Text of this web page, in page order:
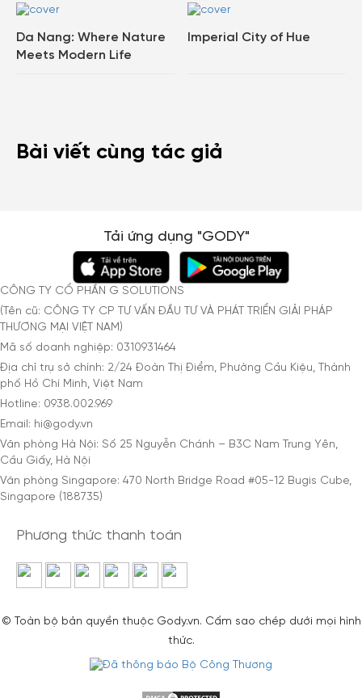
Da Nang: Where Nature
Meets Modern Life
Imperial City of Hue
Bài viết cùng tác giả
Tải ứng dụng "GODY"
CÔNG TY CỔ PHẦN G SOLUTIONS
(Tên cũ: CÔNG TY CP TƯ VẤN ĐẦU TƯ VÀ PHÁT TRIỂN GIẢI PHÁP
THƯƠNG MẠI VIỆT NAM)
Mã số doanh nghiệp: 0310931464
Địa chỉ trụ sở chính: 2/24 Đoàn Thị Điểm, Phường Cầu Kiệu, Thành
phố Hồ Chí Minh, Việt Nam
Hotline: 0938.002.969
Email: hi@gody.vn
Văn phòng Hà Nội: Số 25 Nguyễn Chánh – B3C Nam Trung Yên,
Cầu Giấy, Hà Nội
Văn phòng Singapore: 470 North Bridge Road #05-12 Bugis Cube,
Singapore (188735)
Phương thức thanh toán
© Toàn bộ bản quyền thuộc Gody.vn. Cấm sao chép dưới mọi hình
thức.